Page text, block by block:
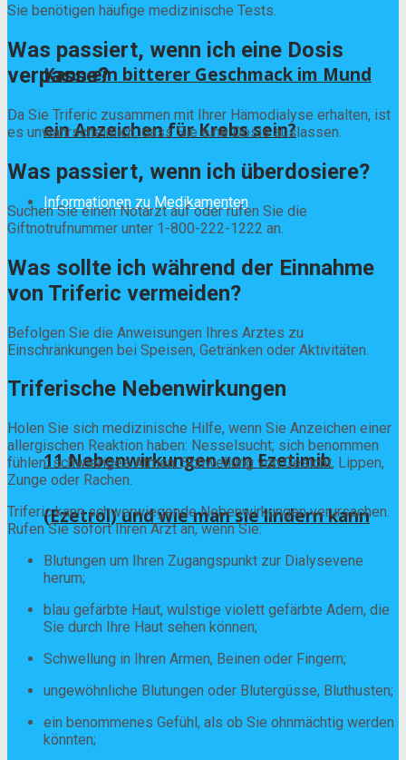
Kann ein bitterer Geschmack im Mund
ein Anzeichen für Krebs sein?
Informationen zu Medikamenten
11 Nebenwirkungen von Ezetimib
(Ezetrol) und wie man sie lindern kann
Sie benötigen häufige medizinische Tests.
Was passiert, wenn ich eine Dosis
verpasse?
Da Sie Triferic zusammen mit Ihrer Hämodialyse erhalten, ist
es unwahrscheinlich, dass Sie eine Dosis auslassen.
Was passiert, wenn ich überdosiere?
Suchen Sie einen Notarzt auf oder rufen Sie die
Giftnotrufnummer unter 1-800-222-1222 an.
Was sollte ich während der Einnahme
von Triferic vermeiden?
Befolgen Sie die Anweisungen Ihres Arztes zu
Einschränkungen bei Speisen, Getränken oder Aktivitäten.
Triferische Nebenwirkungen
Holen Sie sich medizinische Hilfe, wenn Sie Anzeichen einer
allergischen Reaktion haben: Nesselsucht; sich benommen
fühlen; schwieriges Atmen; Schwellung von Gesicht, Lippen,
Zunge oder Rachen.
Triferic kann schwerwiegende Nebenwirkungen verursachen.
Rufen Sie sofort Ihren Arzt an, wenn Sie:
Blutungen um Ihren Zugangspunkt zur Dialysevene
herum;
blau gefärbte Haut, wulstige violett gefärbte Adern, die
Sie durch Ihre Haut sehen können;
Schwellung in Ihren Armen, Beinen oder Fingern;
ungewöhnliche Blutungen oder Blutergüsse, Bluthusten;
ein benommenes Gefühl, als ob Sie ohnmächtig werden
könnten;